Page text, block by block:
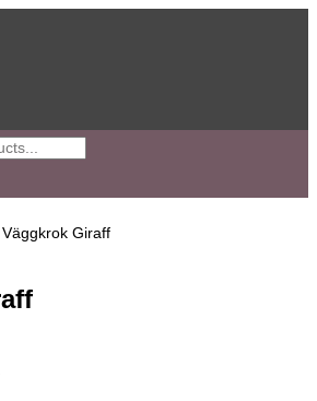
Giraff